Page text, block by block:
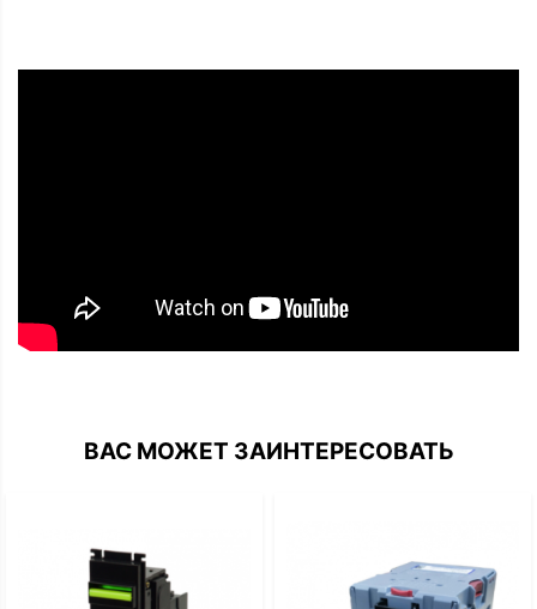
ВАС МОЖЕТ ЗАИНТЕРЕСОВАТЬ